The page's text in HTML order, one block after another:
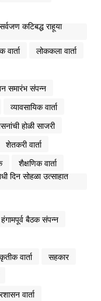
कटिबद्ध राहूया
वार्ता
लोककला वार्ता
समारंभ संपन्न
व्यावसायिक वार्ता
होळी साजरी
शेतकरी वार्ता
शैक्षणिक वार्ता
दिन सोहळा उत्साहात
बैठक संपन्न
वार्ता
सहकार
वार्ता